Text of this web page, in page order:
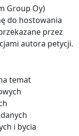
Group Oy)
do hostowania
przez
autora petycji.
temat
i bycia